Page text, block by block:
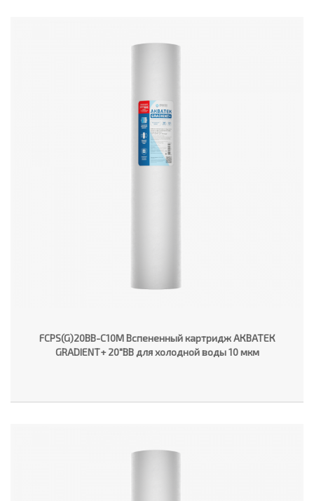
FCPS(G)20BB-C10M Вспененный картридж АКВАТЕК
GRADIENT+ 20"ВВ для холодной воды 10 мкм